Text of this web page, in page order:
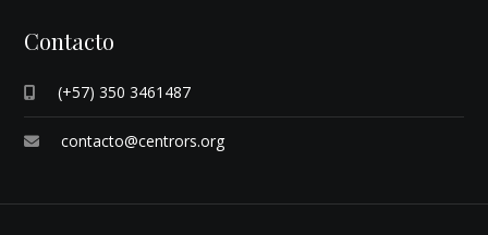
Contacto
(+57) 350 3461487
contacto@centrors.org